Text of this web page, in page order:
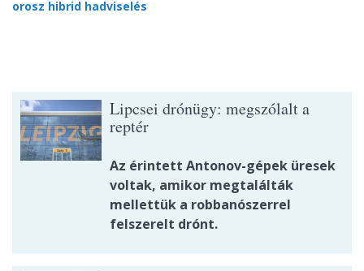
orosz hibrid hadviselés
Lipcsei drónügy: megszólalt a
reptér
Az érintett Antonov-gépek üresek
voltak, amikor megtalálták
mellettük a robbanószerrel
felszerelt drónt.